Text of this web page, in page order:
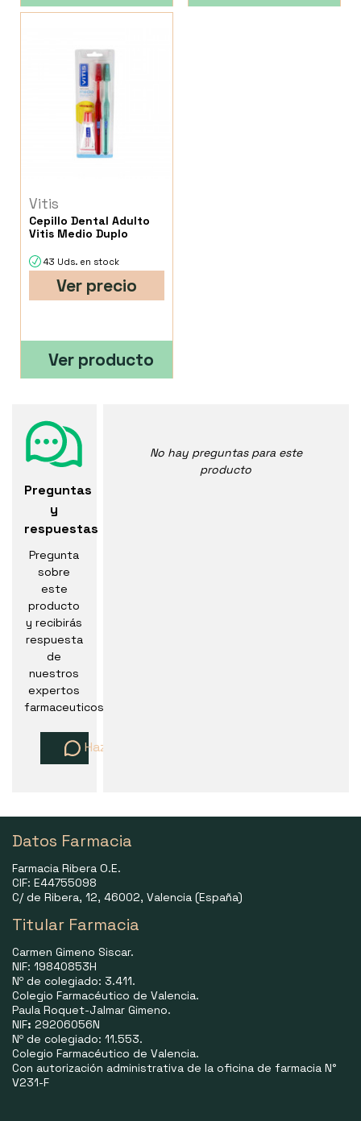
Vitis
Cepillo Dental Adulto
Vitis Medio Duplo
43 Uds. en stock
Ver precio
Ver producto
Preguntas
y
respuestas
Pregunta
sobre
este
producto
y recibirás
respuesta
de
nuestros
expertos
farmaceuticos
Haz una pregunta
No hay preguntas para este
producto
Datos Farmacia
Farmacia Ribera O.E.
CIF: E44755098
C/ de Ribera, 12, 46002, Valencia (España)
Titular Farmacia
Carmen Gimeno Siscar.
NIF: 19840853H
Nº de colegiado: 3.411.
Colegio Farmacéutico de Valencia.
Paula Roquet-Jalmar Gimeno.
NIF: 29206056N
Nº de colegiado: 11.553.
Colegio Farmacéutico de Valencia.
Con autorización administrativa de la oficina de farmacia N°
V231-F